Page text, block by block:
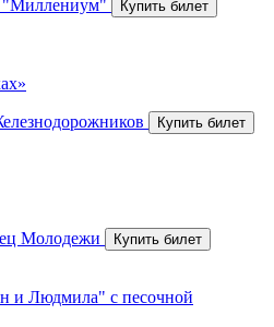
Молодежи
и Людмила" с песочной